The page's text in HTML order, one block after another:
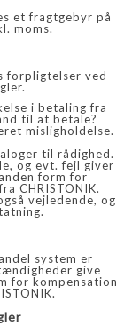
et fragtgebyr på
moms.
forpligtelser ved
i betaling fra
til at betale?
misligholdelse.
til rådighed.
og evt. fejl giver
form for
CHRISTONIK.
vejledende, og
system er
give
for kompensation